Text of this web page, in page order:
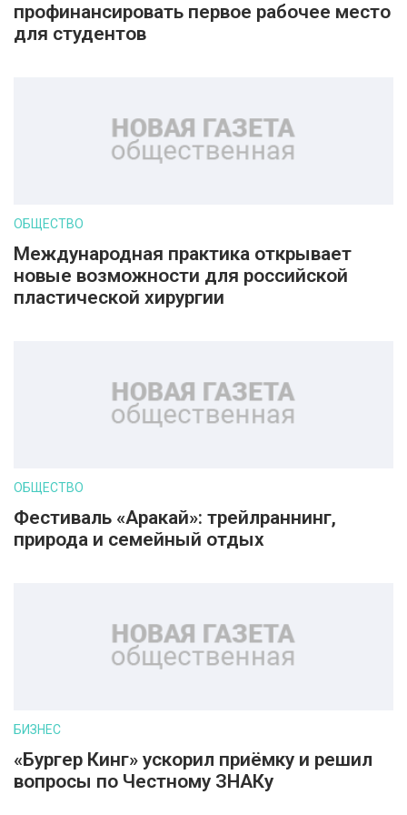
профинансировать первое рабочее место
для студентов
ОБЩЕСТВО
Международная практика открывает
новые возможности для российской
пластической хирургии
ОБЩЕСТВО
Фестиваль «Аракай»: трейлраннинг,
природа и семейный отдых
БИЗНЕС
«Бургер Кинг» ускорил приёмку и решил
вопросы по Честному ЗНАКу